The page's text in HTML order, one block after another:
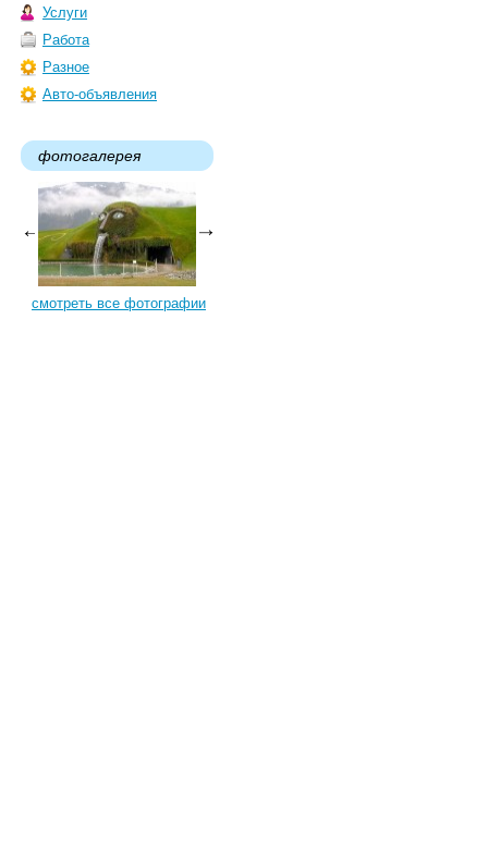
Услуги
Работа
Разное
Авто-объявления
фотогалерея
смотреть все фотографии